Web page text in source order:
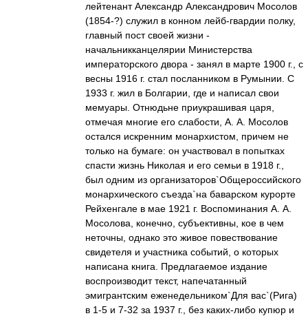
лейтенант Александр Александрович Мосолов
(1854-?) служил в конном лейб-гвардии полку,
главный пост своей жизни -
начальникканцелярии Министерства
императорского двора - занял в марте 1900 г., с
весны 1916 г. стал посланником в Румынии. С
1933 г. жил в Болгарии, где и написал свои
мемуары. Отнюдьне приукрашивая царя,
отмечая многие его слабости, А. А. Мосолов
остался искренним монархистом, причем не
только на бумаге: он участвовал в попытках
спасти жизнь Николая и его семьи в 1918 г.,
был одним из организаторов`Общероссийского
монархического съезда`на баварском курорте
Рейхенгале в мае 1921 г. Воспоминания А. А.
Мосолова, конечно, субъективны, кое в чем
неточны, однако это живое повествование
свидетеля и участника событий, о которых
написана книга. Предлагаемое издание
воспроизводит текст, напечатанный
эмигрантским еженедельником`Для вас`(Рига)
в 1-5 и 7-32 за 1937 г., без каких-либо купюр и